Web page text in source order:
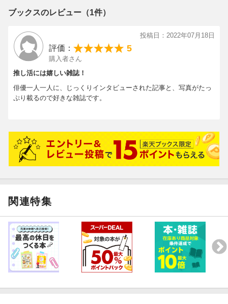
ブックスのレビュー（1件）
投稿日：2022年07月18日
評価： 5
購入者さん
推し活には嬉しい雑誌！
俳優一人一人に、じっくりインタビューされた記事と、写真がたっ
ぷり載るので好きな雑誌です。
関連特集